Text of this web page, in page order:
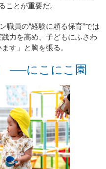
ことが重要だ。
職員の“経験に頼る保育”では
力を高め、子どもにふさわ
す」と胸を張る。
──にこにこ園